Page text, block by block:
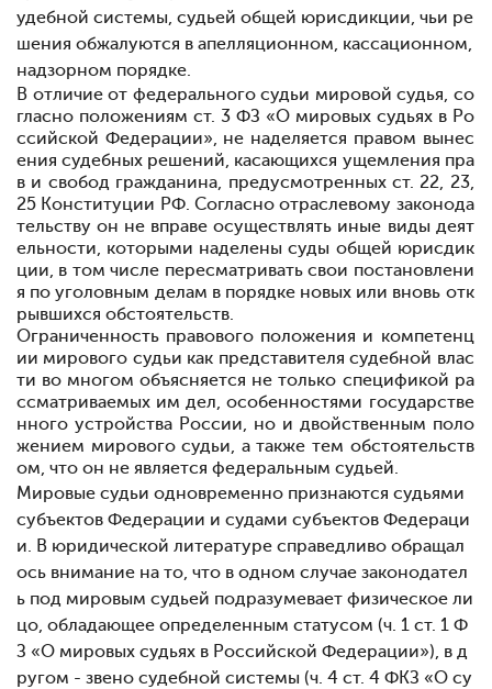
удебной системы, судьей общей юрисдикции, чьи ре
шения обжалуются в апелляционном, кассационном,
надзорном порядке.
В отличие от федерального судьи мировой судья, со
гласно положениям ст. 3 ФЗ «О мировых судьях в Ро
ссийской Федерации», не наделяется правом вынес
ения судебных решений, касающихся ущемления пра
в и свобод гражданина, предусмотренных ст. 22, 23,
25 Конституции РФ. Согласно отраслевому законода
тельству он не вправе осуществлять иные виды деят
ельности, которыми наделены суды общей юрисдик
ции, в том числе пересматривать свои постановлени
я по уголовным делам в порядке новых или вновь отк
рывшихся обстоятельств.
Ограниченность правового положения и компетенц
ии мирового судьи как представителя судебной влас
ти во многом объясняется не только спецификой ра
ссматриваемых им дел, особенностями государстве
нного устройства России, но и двойственным поло
жением мирового судьи, а также тем обстоятельств
ом, что он не является федеральным судьей.
Мировые судьи одновременно признаются судьями
субъектов Федерации и судами субъектов Федераци
и. В юридической литературе справедливо обращал
ось внимание на то, что в одном случае законодател
ь под мировым судьей подразумевает физическое ли
цо, обладающее определенным статусом (ч. 1 ст. 1 Ф
З «О мировых судьях в Российской Федерации»), в д
ругом - звено судебной системы (ч. 4 ст. 4 ФКЗ «О су